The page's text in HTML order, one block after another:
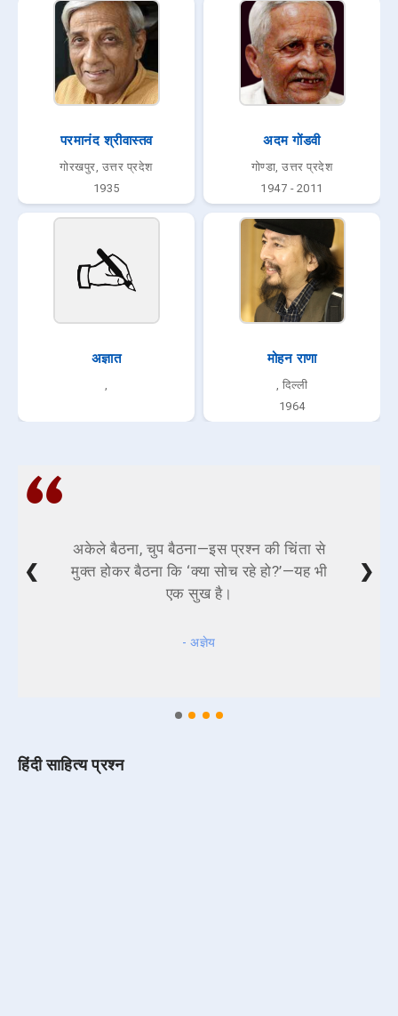
परमानंद श्रीवास्तव
गोरखपुर, उत्तर प्रदेश
1935
अदम गोंडवी
गोण्डा, उत्तर प्रदेश
1947 - 2011
अज्ञात मोहन राणा
, दिल्ली
1964
अकेले बैठना, चुप बैठना—इस प्रश्न की चिंता से
मुक्त होकर बैठना कि ‘क्या सोच रहे हो?’—यह भी
एक सुख है।
- अज्ञेय
❮ ❯
हिंदी साहित्य प्रश्न